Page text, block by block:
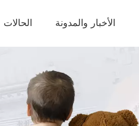
الحالات الأخبار والمدونة